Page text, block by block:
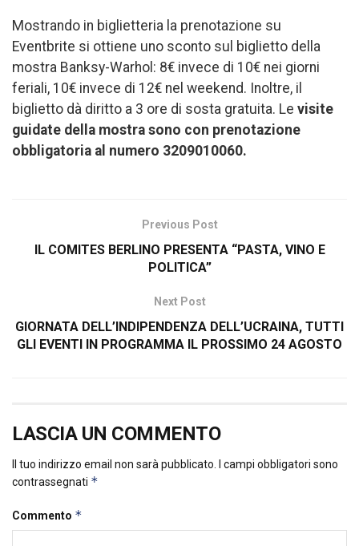
Mostrando in biglietteria la prenotazione su
Eventbrite si ottiene uno sconto sul biglietto della
mostra Banksy-Warhol: 8€ invece di 10€ nei giorni
feriali, 10€ invece di 12€ nel weekend. Inoltre, il
biglietto dà diritto a 3 ore di sosta gratuita. Le visite
guidate della mostra sono con prenotazione
obbligatoria al numero 3209010060.
Previous Post
IL COMITES BERLINO PRESENTA “PASTA, VINO E
POLITICA”
Next Post
GIORNATA DELL’INDIPENDENZA DELL’UCRAINA, TUTTI
GLI EVENTI IN PROGRAMMA IL PROSSIMO 24 AGOSTO
LASCIA UN COMMENTO
Il tuo indirizzo email non sarà pubblicato.
I campi obbligatori sono
contrassegnati *
Commento *